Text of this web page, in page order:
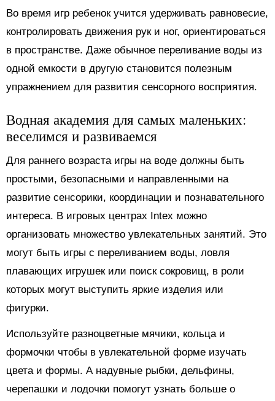
Во время игр ребенок учится удерживать равновесие,
контролировать движения рук и ног, ориентироваться
в пространстве. Даже обычное переливание воды из
одной емкости в другую становится полезным
упражнением для развития сенсорного восприятия.
Водная академия для самых маленьких:
веселимся и развиваемся
Для раннего возраста игры на воде должны быть
простыми, безопасными и направленными на
развитие сенсорики, координации и познавательного
интереса. В игровых центрах Intex можно
организовать множество увлекательных занятий. Это
могут быть игры с переливанием воды, ловля
плавающих игрушек или поиск сокровищ, в роли
которых могут выступить яркие изделия или
фигурки.
Используйте разноцветные мячики, кольца и
формочки чтобы в увлекательной форме изучать
цвета и формы. А надувные рыбки, дельфины,
черепашки и лодочки помогут узнать больше о